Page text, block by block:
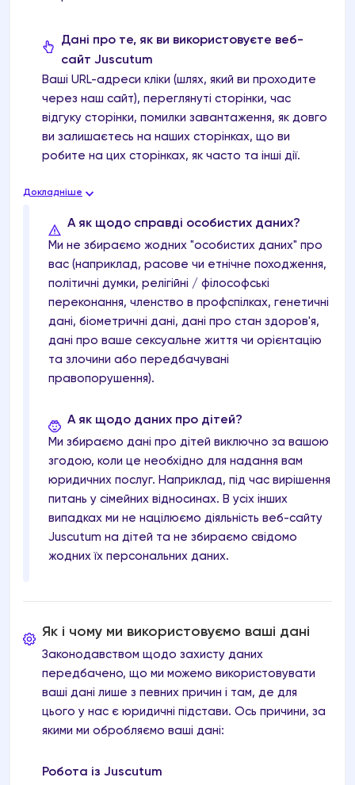
Ваші URL-адреси кліки (шлях, який ви проходите
через наш сайт), переглянуті сторінки, час
відгуку сторінки, помилки завантаження, як довго
ви залишаєтесь на наших сторінках, що ви
робите на цих сторінках, як часто та інші дії.
Дані про те, як ви використовуєте веб-
сайт Juscutum
Докладніше
Ми не збираємо жодних "особистих даних" про
вас (наприклад, расове чи етнічне походження,
політичні думки, релігійні / філософські
переконання, членство в профспілках, генетичні
дані, біометричні дані, дані про стан здоров'я,
дані про ваше сексуальне життя чи орієнтацію
та злочини або передбачувані
правопорушення).
А як щодо справді особистих даних?
Ми збираємо дані про дітей виключно за вашою
згодою, коли це необхідно для надання вам
юридичних послуг. Наприклад, під час вирішення
питань у сімейних відносинах. В усіх інших
випадках ми не націлюємо діяльність веб-сайту
Juscutum на дітей та не збираємо свідомо
жодних їх персональних даних.
А як щодо даних про дітей?
Як і чому ми використовуємо ваші дані
Законодавством щодо захисту даних
передбачено, що ми можемо використовувати
ваші дані лише з певних причин і там, де для
цього у нас є юридичні підстави. Ось причини, за
якими ми обробляємо ваші дані:
Робота із Juscutum